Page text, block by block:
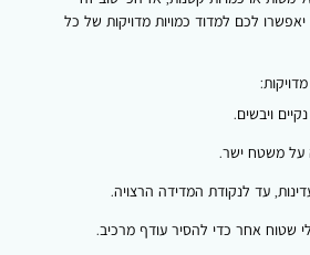
יאפשרו לכם למדוד כמויות מדויקות של כל
נקיים ויבשים.
על משטח ישר.
עד לנקודת המדידה הרצויה.
שטוח אחר כדי להסיר עודף מרכיב.